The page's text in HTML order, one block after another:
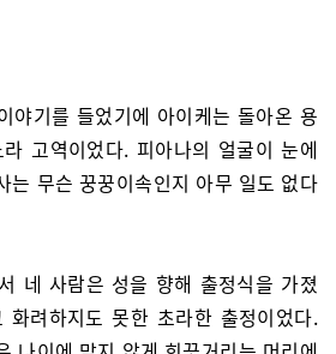
야기를 들었기에 아이케는 돌아온 용
고역이었다. 피아나의 얼굴이 눈에
는 무슨 꿍꿍이속인지 아무 일도 없다
네 사람은 성을 향해 출정식을 가졌
화려하지도 못한 초라한 출정이었다.